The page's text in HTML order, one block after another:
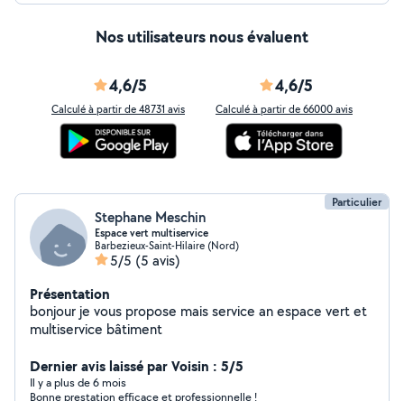
Nos utilisateurs nous évaluent
4,6/5
Calculé à partir de 48731 avis
4,6/5
Calculé à partir de 66000 avis
Particulier
Stephane Meschin
Espace vert multiservice
Barbezieux-Saint-Hilaire (Nord)
5/5 (5 avis)
Présentation
bonjour je vous propose mais service an espace vert et
multiservice bâtiment
Dernier avis laissé par Voisin : 5/5
Il y a plus de 6 mois
Bonne prestation efficace et professionnelle !